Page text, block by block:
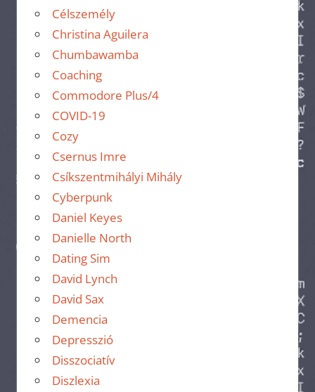
Célszemély
Christina Aguilera
Chumbawamba
Coaching
Commodore Plus/4
COVID-19
Cozy
Csernus Imre
Csíkszentmihályi Mihály
Cyberpunk
Daniel Keyes
Danielle North
Dating Sim
David Lynch
David Sax
Demencia
Depresszió
Disszociatív
Diszlexia